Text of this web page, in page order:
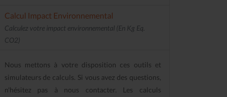
Calcul Impact Environnemental
Calculez votre impact environnemental (En Kg Eq.
CO2)
Nous mettons à votre disposition ces outils et
simulateurs de calculs. Si vous avez des questions,
n'hésitez pas à nous contacter. Les calculs